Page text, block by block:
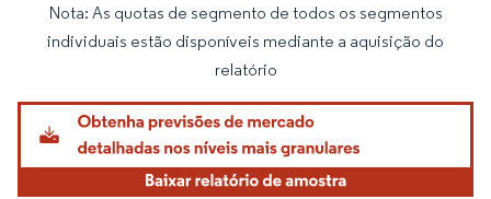
Imagem © Mordor Intelligence. O reuso requer atribuição conforme CC BY 4.0.
Nota: As quotas de segmento de todos os segmentos
individuais estão disponíveis mediante a aquisição do
relatório